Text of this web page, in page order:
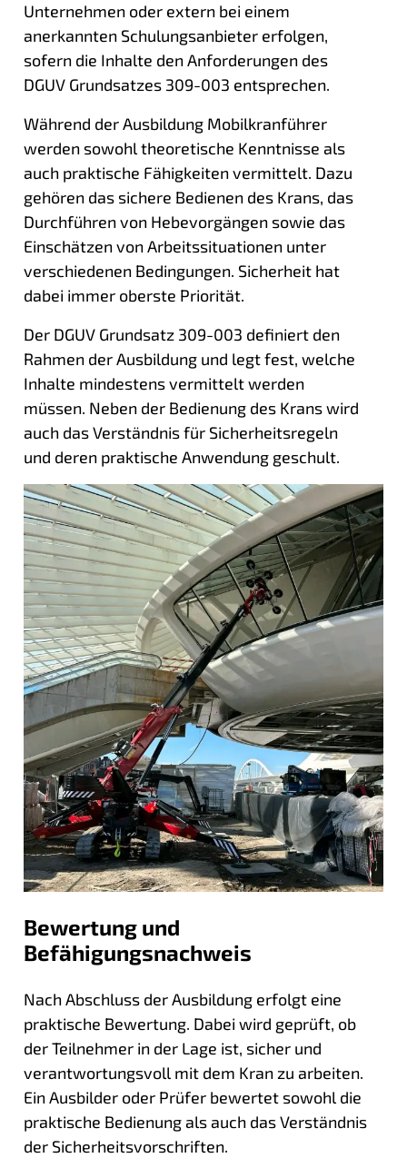
Unternehmen oder extern bei einem
anerkannten Schulungsanbieter erfolgen,
sofern die Inhalte den Anforderungen des
DGUV Grundsatzes 309-003 entsprechen.
Während der Ausbildung Mobilkranführer
werden sowohl theoretische Kenntnisse als
auch praktische Fähigkeiten vermittelt. Dazu
gehören das sichere Bedienen des Krans, das
Durchführen von Hebevorgängen sowie das
Einschätzen von Arbeitssituationen unter
verschiedenen Bedingungen. Sicherheit hat
dabei immer oberste Priorität.
Der DGUV Grundsatz 309-003 definiert den
Rahmen der Ausbildung und legt fest, welche
Inhalte mindestens vermittelt werden
müssen. Neben der Bedienung des Krans wird
auch das Verständnis für Sicherheitsregeln
und deren praktische Anwendung geschult.
Bewertung und
Befähigungsnachweis
Nach Abschluss der Ausbildung erfolgt eine
praktische Bewertung. Dabei wird geprüft, ob
der Teilnehmer in der Lage ist, sicher und
verantwortungsvoll mit dem Kran zu arbeiten.
Ein Ausbilder oder Prüfer bewertet sowohl die
praktische Bedienung als auch das Verständnis
der Sicherheitsvorschriften.